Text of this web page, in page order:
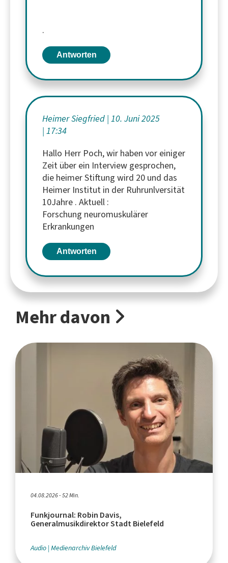
.
Antworten
Heimer Siegfried 10. Juni 2025
17:34
Hallo Herr Poch, wir haben vor einiger
Zeit über ein Interview gesprochen,
die heimer Stiftung wird 20 und das
Heimer Institut in der Ruhrunlversität
10Jahre . Aktuell :
Forschung neuromuskulärer
Erkrankungen
Antworten
Mehr davon
04.08.2026 - 52 Min.
Funkjournal: Robin Davis,
Generalmusikdirektor Stadt Bielefeld
Audio Medienarchiv Bielefeld